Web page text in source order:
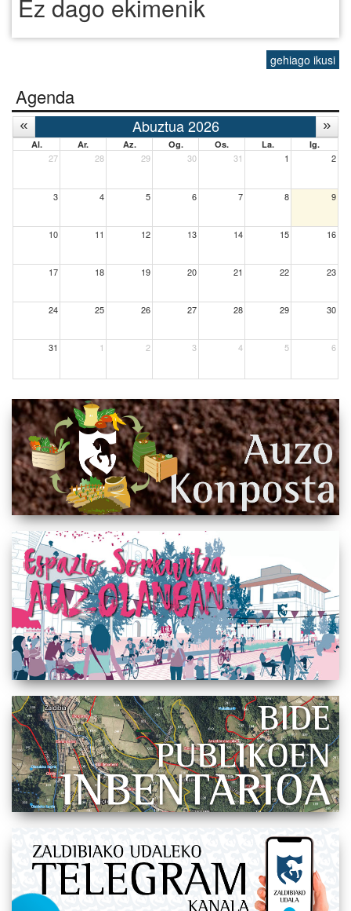
Ez dago ekimenik
gehiago ikusi
Agenda
Abuztua 2026
Al. Ar. Az. Og. Os. La. Ig.
27 28 29 30 31 1 2
3 4 5 6 7 8 9
10 11 12 13 14 15 16
17 18 19 20 21 22 23
24 25 26 27 28 29 30
31 1 2 3 4 5 6